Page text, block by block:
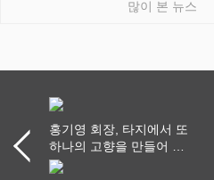
많이 본 뉴스
홍기영 회장, 타지에서 또
하나의 고향을 만들어 가
다